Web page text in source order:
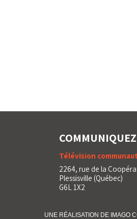
Télévision
2264, rue de la
Plessisville (Québec)
G6L 1X2
UNE RÉALISATION DE IMAGO